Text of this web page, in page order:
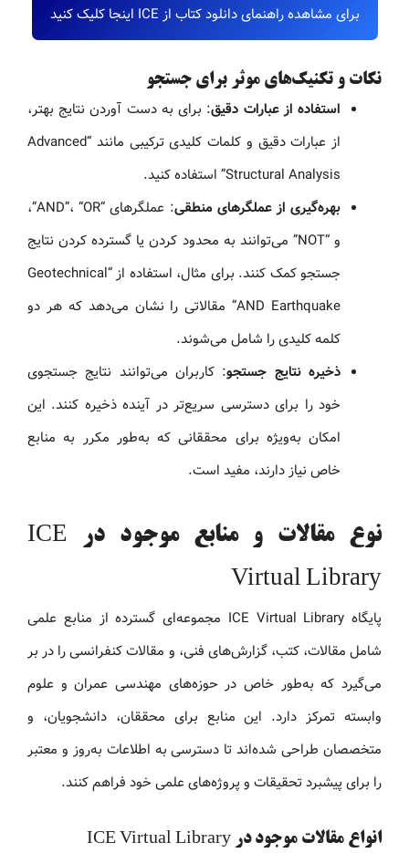
برای مشاهده راهنمای دانلود کتاب از ICE اینجا کلیک کنید
نکات و تکنیک‌های موثر برای جستجو
استفاده از عبارات دقیق: برای به دست آوردن نتایج بهتر،
از عبارات دقیق و کلمات کلیدی ترکیبی مانند “Advanced
Structural Analysis” استفاده کنید.
بهره‌گیری از عملگرهای منطقی
: عملگرهای “AND”، “OR”،
و “NOT” می‌توانند به محدود کردن یا گسترده کردن نتایج
جستجو کمک کنند. برای مثال، استفاده از “Geotechnical
AND Earthquake” مقالاتی را نشان می‌دهد که هر دو
کلمه کلیدی را شامل می‌شوند.
ذخیره نتایج جستجو: کاربران می‌توانند نتایج جستجوی
خود را برای دسترسی سریع‌تر در آینده ذخیره کنند. این
امکان به‌ویژه برای محققانی که به‌طور مکرر به منابع
خاص نیاز دارند، مفید است.
نوع مقالات و منابع موجود در ICE
Virtual Library
پایگاه ICE Virtual Library مجموعه‌ای گسترده از منابع علمی
شامل مقالات، کتب، گزارش‌های فنی، و مقالات کنفرانسی را در بر
می‌گیرد که به‌طور خاص در حوزه‌های مهندسی عمران و علوم
وابسته تمرکز دارد. این منابع برای محققان، دانشجویان، و
متخصصان طراحی شده‌اند تا دسترسی به اطلاعات به‌روز و معتبر
را برای پیشبرد تحقیقات و پروژه‌های علمی خود فراهم کنند.
انواع مقالات موجود در ICE Virtual Library